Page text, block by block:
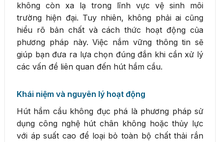
không còn xa lạ trong lĩnh vực vệ sinh môi
trường hiện đại. Tuy nhiên, không phải ai cũng
hiểu rõ bản chất và cách thức hoạt động của
phương pháp này. Việc nắm vững thông tin sẽ
giúp bạn đưa ra lựa chọn đúng đắn khi cần xử lý
các vấn đề liên quan đến hút hầm cầu.
Khái niệm và nguyên lý hoạt động
Hút hầm cầu không đục phá là phương pháp sử
dụng công nghệ hút chân không hoặc thủy lực
với áp suất cao để loại bỏ toàn bộ chất thải rắn